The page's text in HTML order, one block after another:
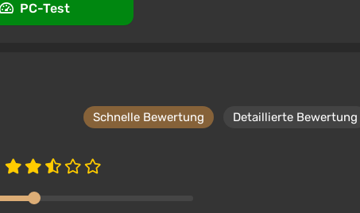
PC-Test
Schnelle Bewertung Detaillierte Bewertung